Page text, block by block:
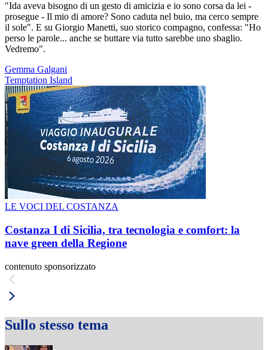
"Ida aveva bisogno di un gesto di amicizia e io sono corsa da lei -
prosegue - Il mio di amore? Sono caduta nel buio, ma cerco sempre
il sole". E su Giorgio Manetti, suo storico compagno, confessa: "Ho
perso le parole... anche se buttare via tutto sarebbe uno sbaglio.
Vedremo".
Gemma Galgani
Temptation Island
LE VOCI DEL COSTANZA
Costanza I di Sicilia, tra tecnologia e comfort: la
nave green della Regione
contenuto sponsorizzato
Sullo stesso tema